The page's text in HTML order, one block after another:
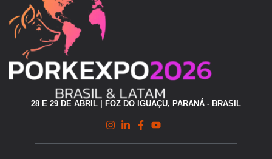
28 E 29 DE ABRIL | FOZ DO IGUAÇU, PARANÁ - BRASIL